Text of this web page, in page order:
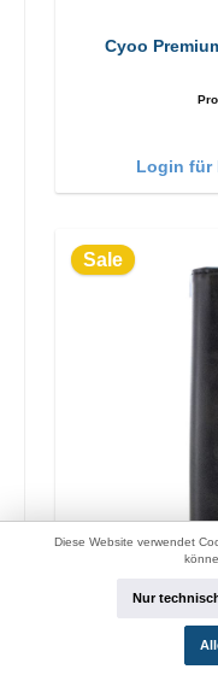
Cyoo
Login für
Sale
Cyoo Premium
Diese Website verwendet
Nur